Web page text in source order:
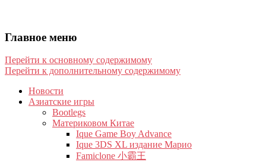
Главное меню
Перейти к основному содержимому
Перейти к дополнительному содержимому
Новости
Азиатские игры
Bootlegs
Материковом Китае
Ique Game Boy Advance
Ique 3DS XL издание Марио
Famiclone 小霸王